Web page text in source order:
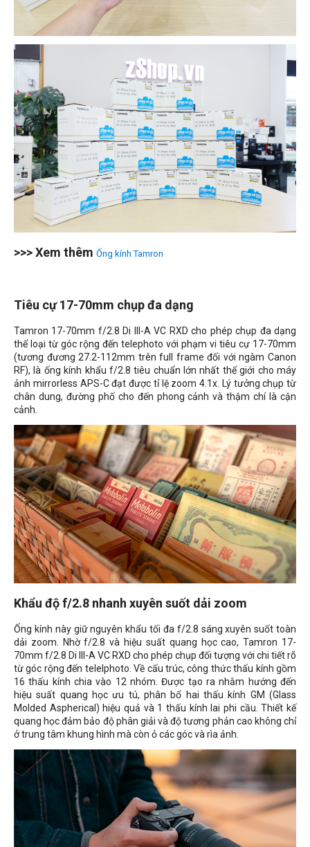
>>> Xem thêm Ống kính Tamron
Tiêu cự 17-70mm chụp đa dạng
Tamron 17-70mm f/2.8 Di III-A VC RXD cho phép chụp đa dạng
thể loại từ góc rộng đến telephoto với phạm vi tiêu cự 17-70mm
(tương đương27.2-112mm trên full frame đối với ngàm Canon
RF), là ống kính khẩu f/2.8 tiêu chuẩn lớn nhất thế giới cho máy
ảnh mirrorless APS-C đạt được tỉ lệ zoom 4.1x. Lý tưởng chụp từ
chân dung, đường phố cho đến phong cảnh và thậm chí là cận
cảnh.
Khẩu độ f/2.8 nhanh xuyên suốt dải zoom
Ống kính này giữ nguyên khẩu tối đa f/2.8 sáng xuyên suốt toàn
dải zoom. Nhờ f/2.8 và hiệu suất quang học cao, Tamron 17-
70mm f/2.8 Di III-A VC RXD cho phép chụp đối tượng với chi tiết rõ
từ góc rộng đến telelphoto. Về cấu trúc, công thức thấu kính gồm
16 thấu kính chia vào 12 nhóm. Được tạo ra nhằm hướng đến
hiệu suất quang học ưu tú, phân bổ hai thấu kính GM (Glass
Molded Aspherical) hiệu quả và 1 thấu kính lai phi cầu. Thiết kế
quang học đảm bảo độ phân giải và độ tương phản cao không chỉ
ở trung tâm khung hình mà còn ỏ các góc và rìa ảnh.